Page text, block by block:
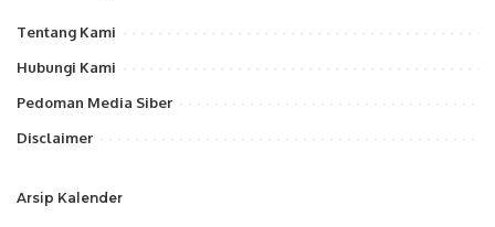
Tentang Kami
Hubungi Kami
Pedoman Media Siber
Disclaimer
Arsip Kalender